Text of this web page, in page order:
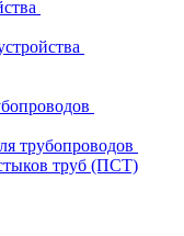
трубопроводов
труб (ПСТ)